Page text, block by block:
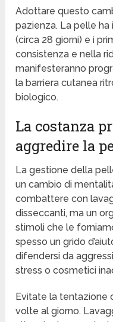
Adottare questo
pazienza. La pelle ha
(circa 28 giorni) e i
consistenza e nella
manifesteranno
la barriera cutanea
biologico.
La costanza
aggredire la
La gestione della
un cambio di
combattere con
disseccanti, ma un
stimoli che le
spesso un grido
difendersi da
stress o cosmetici
Evitate la tentazione
volte al giorno.